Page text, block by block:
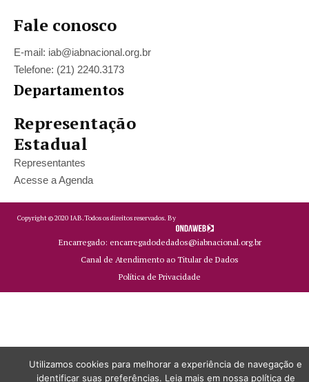
Fale conosco
E-mail: iab@iabnacional.org.br
Telefone: (21) 2240.3173
Departamentos
Representação
Estadual
Representantes
Acesse a Agenda
Copyright ©2020 IAB.Todos os direitos reservados. By
Encarregado: encarregadodedados@iabnacional.org.br
Canal de Atendimento ao Titular de Dados
Política de Privacidade
Utilizamos cookies para melhorar a experiência de navegação e
identificar suas preferências. Leia mais em nossa política de